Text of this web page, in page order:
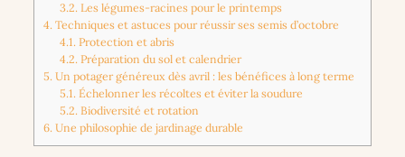
3.2. Les légumes-racines pour le printemps
4.Techniques et astuces pour réussir ses semis d’octobre
4.1. Protection et abris
4.2. Préparation du sol et calendrier
5.Un potager généreux dès avril : les bénéfices à long terme
5.1. Échelonner les récoltes et éviter la soudure
5.2. Biodiversité et rotation
6.Une philosophie de jardinage durable